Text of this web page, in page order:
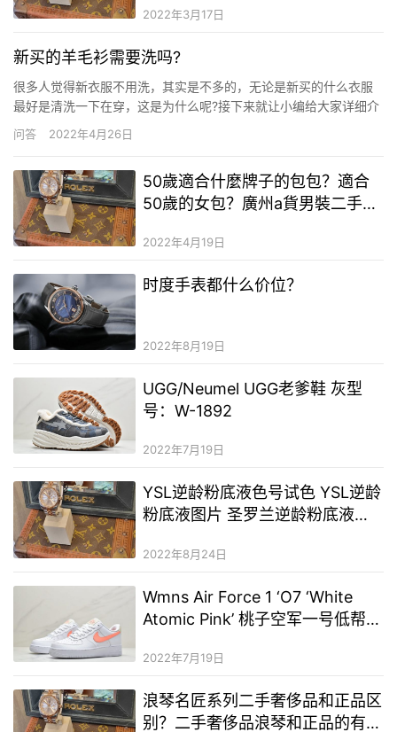
2022年3月17日
新买的羊毛衫需要洗吗?
很多人觉得新衣服不用洗，其实是不多的，无论是新买的什么衣服
最好是清洗一下在穿，这是为什么呢?接下来就让小编给大家详细介
绍一下。感兴趣的伙伴快来了解一下吧。 新买的羊毛衫需要洗吗 需
要。一般情况下，新羊毛衫或羊绒衫看起来都不会太脏，基本没有
进…
问答 2022年4月26日
50歲適合什麼牌子的包包？適合
50歲的女包？廣州a貨男裝二手奢
2022年4月19日
时度手表都什么价位？
2022年8月19日
UGG/Neumel UGG老爹鞋 灰型
号：W-1892
2022年7月19日
YSL逆龄粉底液色号试色 YSL逆龄
粉底液图片 圣罗兰逆龄粉底液色
2022年8月24日
Wmns Air Force 1 ‘O7 ‘White
Atomic Pink’ 桃子空军一号低帮板
2022年7月19日
浪琴名匠系列二手奢侈品和正品区
别？二手奢侈品浪琴和正品的有什